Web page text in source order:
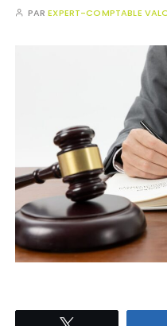
PAREXPERT-COMPTABLE